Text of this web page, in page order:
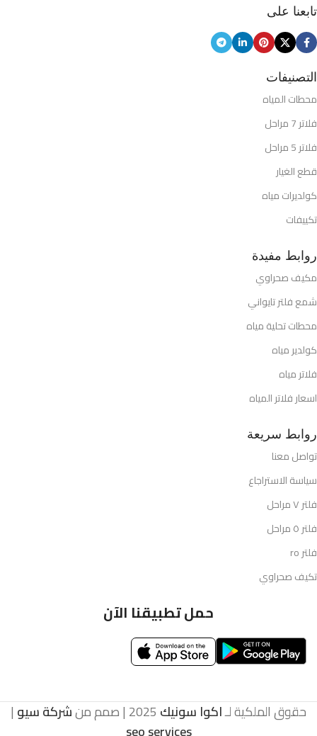
تابعنا على
التصنيفات
محطات المياه
فلاتر 7 مراحل
فلاتر 5 مراحل
قطع الغيار
كولديرات مياه
تكييفات
روابط مفيدة
مكيف صحراوي
شمع فلتر تايواني
محطات تحلية مياه
كولدير مياه
فلاتر مياه
اسعار فلاتر المياه
روابط سريعة
تواصل معنا
سياسة الاستراجاع
فلتر ٧ مراحل
فلتر ٥ مراحل
فلتر ro
تكيف صحراوي
حمل تطبيقنا الآن
حقوق الملكية لـاكوا سونيك شركة سيو |